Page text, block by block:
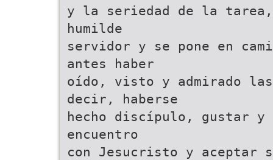
y la seriedad de la tarea,
humilde
servidor y se pone en
antes haber
oído, visto y admirado
decir, haberse
hecho discípulo, gustar y
encuentro
con Jesucristo y aceptar